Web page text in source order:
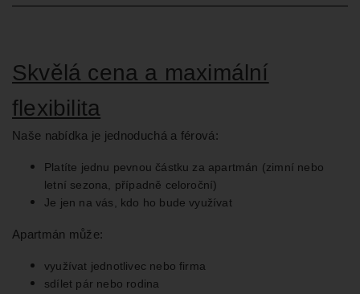
Skvělá cena a maximální
flexibilita
Naše nabídka je jednoduchá a férová:
Platíte jednu pevnou částku za apartmán (zimní nebo
letní sezona, případně celoroční)
Je jen na vás, kdo ho bude využívat
Apartmán může:
využívat jednotlivec nebo firma
sdílet pár nebo rodina